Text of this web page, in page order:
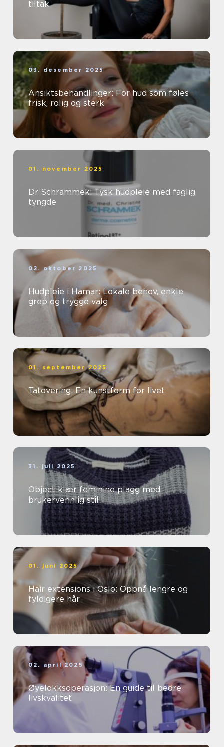
tiltak
03. desember 2025
Ansiktsbehandlinger: For hud som føles
frisk, rolig og sterk
01. november 2025
Dr Schrammek: Tysk hudpleie med faglig
tyngde
02. oktober 2025
Hudpleie i Hamar: Lokale behov, enkle
grep og trygge valg
01. september 2025
Tatovering: En kunstform for livet
31. juli 2025
Object klær feminine plagg med
brukervennlig stil
01. juni 2025
Hair extensions i Oslo: Oppnå lengre og
fyldigere hår
02. april 2025
Øyelokksoperasjon: En guide til bedre
livskvalitet